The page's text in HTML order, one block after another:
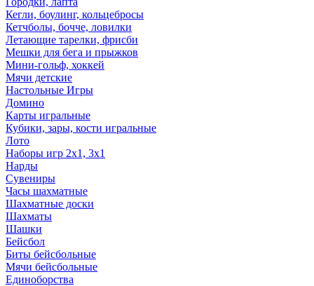
Кегли, боулинг, кольцебросы
Кетчболы, бочче, ловилки
Летающие тарелки, фрисби
Мешки для бега и прыжков
Мини-гольф, хоккей
Мячи детские
Настольные Игры
Домино
Карты игральные
Кубики, зары, кости игральные
Лото
Наборы игр 2х1, 3х1
Нарды
Сувениры
Часы шахматные
Шахматные доски
Шахматы
Шашки
Бейсбол
Биты бейсбольные
Мячи бейсбольные
Единоборства